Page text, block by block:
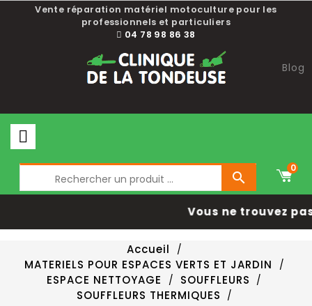
Vente réparation matériel motoculture pour les
professionnels et particuliers
04 78 98 86 38
Blog

0
Vous ne trouvez
Accueil
MATERIELS POUR ESPACES VERTS ET JARDIN
ESPACE NETTOYAGE
SOUFFLEURS
SOUFFLEURS THERMIQUES